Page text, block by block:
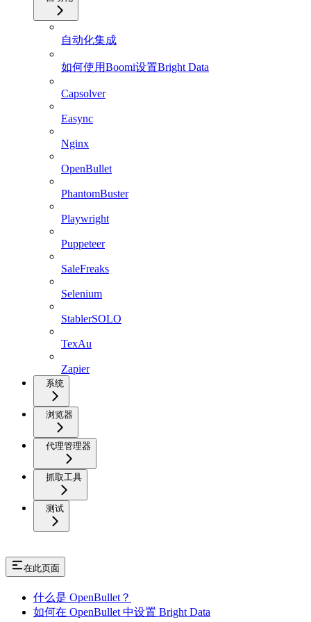
自动化集成
如何使用Boomi设置Bright Data
Capsolver
Easync
Nginx
OpenBullet
PhantomBuster
Playwright
Puppeteer
SaleFreaks
Selenium
StablerSOLO
TexAu
Zapier
系统
浏览器
代理管理器
抓取工具
测试
在此页面
什么是 OpenBullet？
如何在 OpenBullet 中设置 Bright Data